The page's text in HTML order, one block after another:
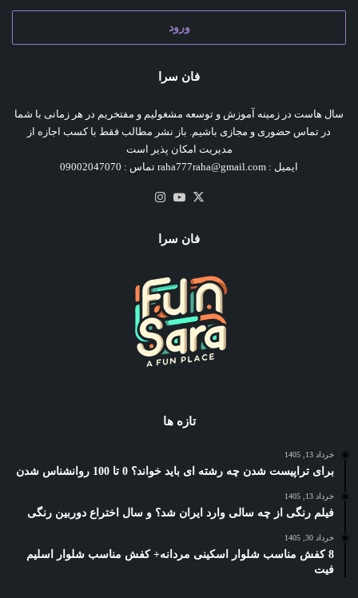
ورود
فان سرا
سال هاست در زمینه آموزش و توسعه مشغولیم و مفتخریم در هر زمانی با شما
در تماس حضوری و مجازی باشیم. باز نشر مطالب فقط با کسب اجازه از
مدیریت امکان پذیر است
ایمیل : raha777raha@gmail.com تماس : 09002047070
X یوتیوب
فان سرا
تازه ها
خرداد 13, 1405
برای تراپیست شدن چه رشته ای باید خواند؟ 0 تا 100 روانشناس شدن
خرداد 13, 1405
فیلم رنگی از چه سالی وارد ایران شد؟ و سال اختراع دوربین رنگی
خرداد 30, 1405
8 کفش مناسب شلوار اسکینی مردانه+ کفش مناسب شلوار اسلیم
فیت